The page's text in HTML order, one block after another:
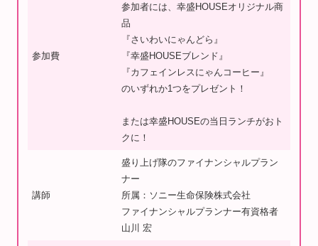
参加費
参加者には、幸盛HOUSEオリジナル商
品
『さいわいにゃんどら』
『幸盛HOUSEブレンド』
『カフェインレスにゃんコーヒー』
のいずれか1つをプレゼント！
または幸盛HOUSEの当日ランチがおト
クに！
講師
盛り上げ隊のファイナンシャルプラン
ナー
所属：ソニー生命保険株式会社
ファイナンシャルプランナー有資格者
山川 宏